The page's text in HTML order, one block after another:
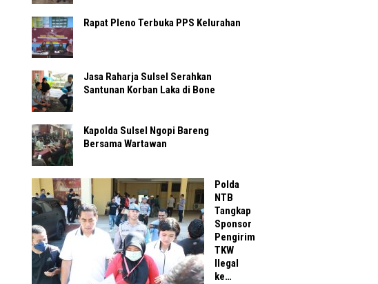
Rapat Pleno Terbuka PPS Kelurahan
Jasa Raharja Sulsel Serahkan
Santunan Korban Laka di Bone
Kapolda Sulsel Ngopi Bareng
Bersama Wartawan
Polda
NTB
Tangkap
Sponsor
Pengirim
TKW
Ilegal
ke…